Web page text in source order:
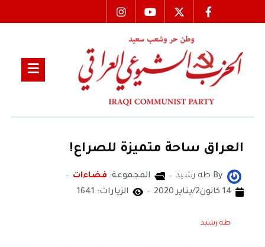
العراق ساحة متميزة للصراع!
By طه رشيد المجموعة: فضاءات
14 كانون2/يناير 2020
الزيارات: 1641
طه رشيد